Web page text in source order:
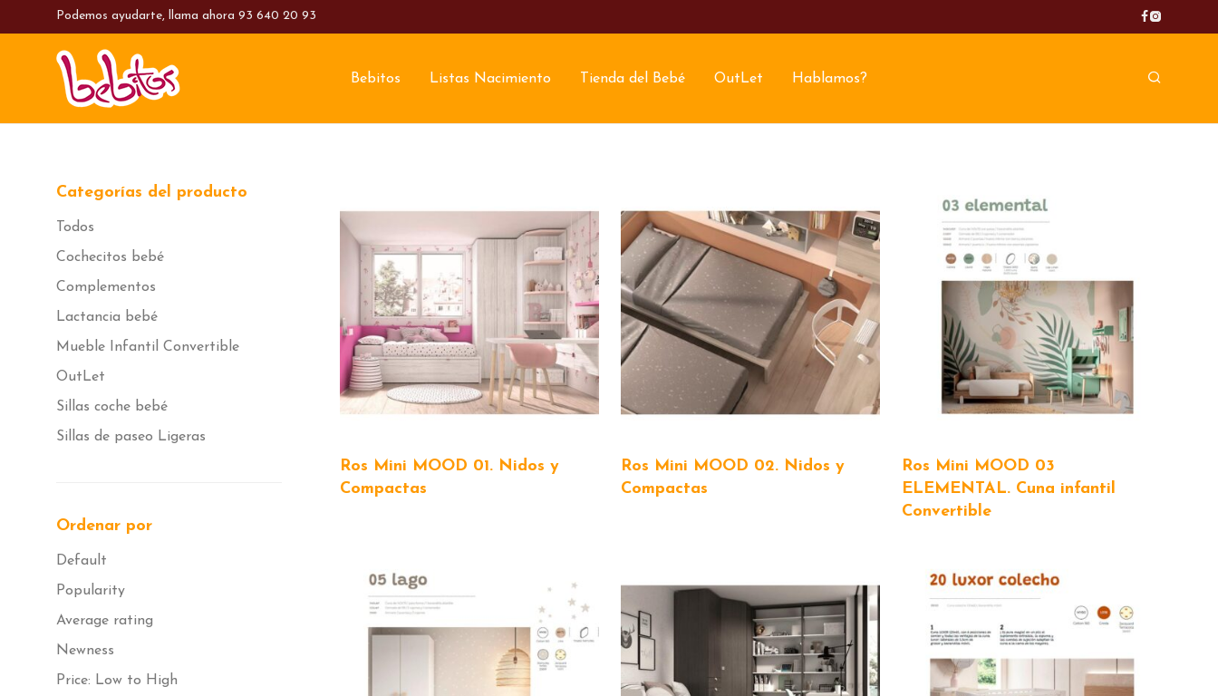
Podemos ayudarte, llama ahora 93 640 20 93
Bebitos Listas Nacimiento Tienda del Bebé OutLet Hablamos?
Categorías del producto
Todos
Cochecitos bebé
Complementos
Lactancia bebé
Mueble Infantil Convertible
OutLet
Sillas coche bebé
Sillas de paseo Ligeras
Ordenar por
Default
Popularity
Average rating
Newness
Price: Low to High
Ros Mini MOOD 01. Nidos y
Compactas
Ros Mini MOOD 02. Nidos y
Compactas
Ros Mini MOOD 03
ELEMENTAL. Cuna infantil
Convertible